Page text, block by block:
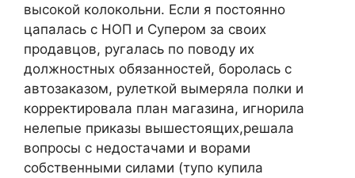
высокой колокольни. Если я постоянно
цапалась с НОП и Супером за своих
продавцов, ругалась по поводу их
должностных обязанностей, боролась с
автозаказом, рулеткой вымеряла полки и
корректировала план магазина, игнорила
нелепые приказы вышестоящих,решала
вопросы с недостачами и ворами
собственными силами (тупо купила